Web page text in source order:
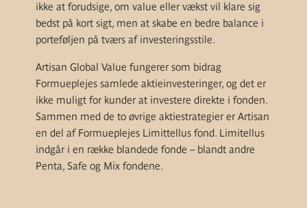
ikke at forudsige, om value eller vækst vil klare sig
bedst på kort sigt, men at skabe en bedre balance i
porteføljen på tværs af investeringsstile.
Artisan Global Value fungerer som bidrag
Formueplejes samlede aktieinvesteringer, og det er
ikke muligt for kunder at investere direkte i fonden.
Sammen med de to øvrige aktiestrategier er Artisan
en del af Formueplejes Limittellus fond. Limitellus
indgår i en række blandede fonde – blandt andre
Penta, Safe og Mix fondene.